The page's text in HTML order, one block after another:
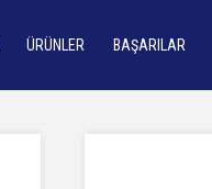
ÜRÜNLER BAŞARILAR